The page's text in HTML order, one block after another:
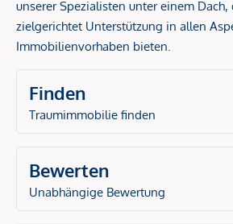
unserer Spezialisten unter einem Dach,
zielgerichtet Unterstützung in allen
Immobilienvorhaben bieten.
Finden
Traumimmobilie finden
Bewerten
Unabhängige Bewertung